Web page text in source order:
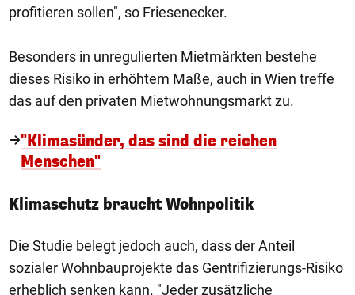
profitieren sollen", so Friesenecker.
Besonders in unregulierten Mietmärkten bestehe
dieses Risiko in erhöhtem Maße, auch in Wien treffe
das auf den privaten Mietwohnungsmarkt zu.
"Klimasünder, das sind die reichen
Menschen"
Klimaschutz braucht Wohnpolitik
Die Studie belegt jedoch auch, dass der Anteil
sozialer Wohnbauprojekte das Gentrifizierungs-Risiko
erheblich senken kann. "Jeder zusätzliche